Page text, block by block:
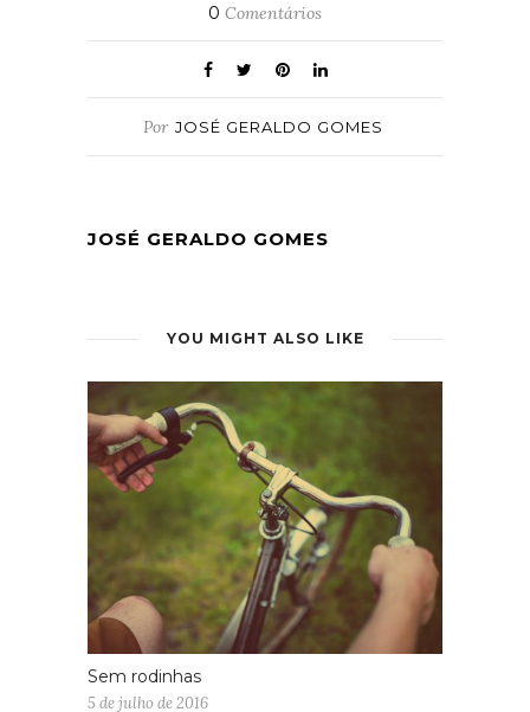
0 Comentários
Por JOSÉ GERALDO GOMES
JOSÉ GERALDO GOMES
YOU MIGHT ALSO LIKE
Sem rodinhas
5 de julho de 2016